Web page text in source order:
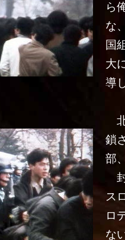
ら
な
国
大
導
鎖
部
ス
ロ
な